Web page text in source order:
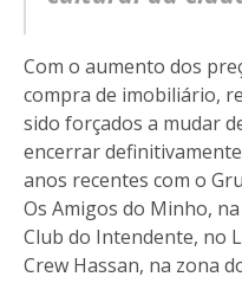
Com o aumento dos
compra de imobiliário,
sido forçados a mudar
encerrar
anos recentes com o
Os Amigos do Minho,
Club do Intendente, no
Crew Hassan, na zona